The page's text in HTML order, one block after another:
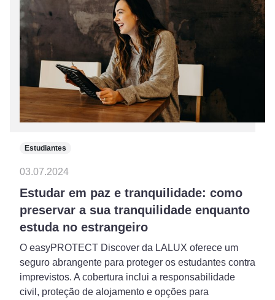
Estudiantes
03.07.2024
Estudar em paz e tranquilidade: como
preservar a sua tranquilidade enquanto
estuda no estrangeiro
O easyPROTECT Discover da LALUX oferece um
seguro abrangente para proteger os estudantes contra
imprevistos. A cobertura inclui a responsabilidade
civil, proteção de alojamento e opções para